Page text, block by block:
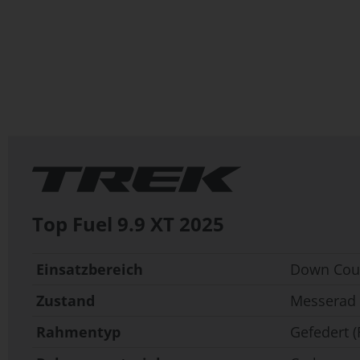
Bildergalerie
Top Fuel 9.9 XT 2025
Einsatzbereich
Down
Zustand
Messerad
Rahmentyp
Gefedert